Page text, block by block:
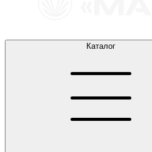
Каталог